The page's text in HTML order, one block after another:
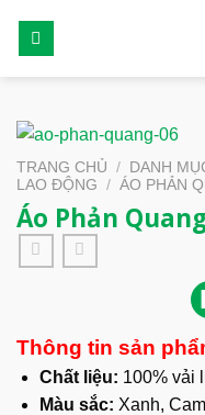
TRANG CHỦ / DANH
LAO ĐỘNG
/ ÁO PHẢN
Áo Phản
Thông tin sản
Chất liệu: 100% vải
Màu sắc: Xanh, Cam